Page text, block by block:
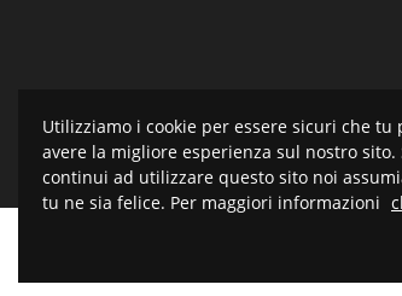
Utilizziamo i cookie per essere sicuri che tu
avere la migliore esperienza sul nostro sito.
continui ad utilizzare questo sito noi
tu ne sia felice. Per maggiori informazioni